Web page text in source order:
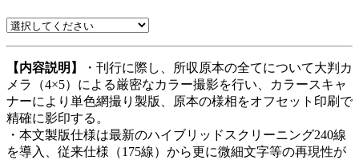
【内容説明】
・刊行に際し、所収原本の全てについて大判カ
メラ（4×5）による厳密なカラー撮影を行い、カラースキャ
ナーにより単色網撮り製版、原本の様相をオフセット印刷で
精確に影印する。
・本文製版仕様は最新のハイブリッドスクリーニング240線
を導入、従来仕様（175線）から更に微細文字等の再現性が